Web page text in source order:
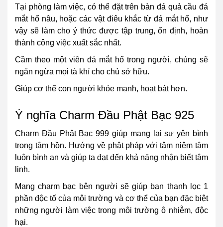
Tại phòng làm việc, có thể đặt trên bàn đá quả cầu đá
mắt hổ nâu, hoặc các vật điêu khắc từ đá mắt hổ, như
vậy sẽ làm cho ý thức được tập trung, ổn định, hoàn
thành công việc xuất sắc nhất.
Cầm theo một viên đá mắt hổ trong người, chúng sẽ
ngăn ngừa mọi tà khí cho chủ sở hữu.
Giúp cơ thể con người khỏe mạnh, hoạt bát hơn.
Ý nghĩa Charm Đầu Phật Bạc 925
Charm Đầu Phật Bạc 999 giúp mang lại sự yên bình
trong tâm hồn. Hướng về phật pháp với tâm niệm tâm
luôn bình an và giúp ta đạt đến khả năng nhận biết tâm
linh.
Mang charm bạc bên người sẽ giúp bạn thanh lọc 1
phần độc tố của môi trường và cơ thể của bạn đặc biệt
những người làm việc trong môi trường ô nhiễm, độc
hại.